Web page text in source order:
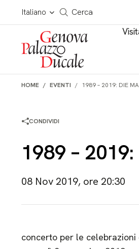
Salta al contenuto
Italiano
Cerca in tutto il sito
Cerca
HOME EVENTI 1989 – 2019: DIE
CONDIVIDI
1989 –
08 Nov 2019, ore 20:30
concerto per le